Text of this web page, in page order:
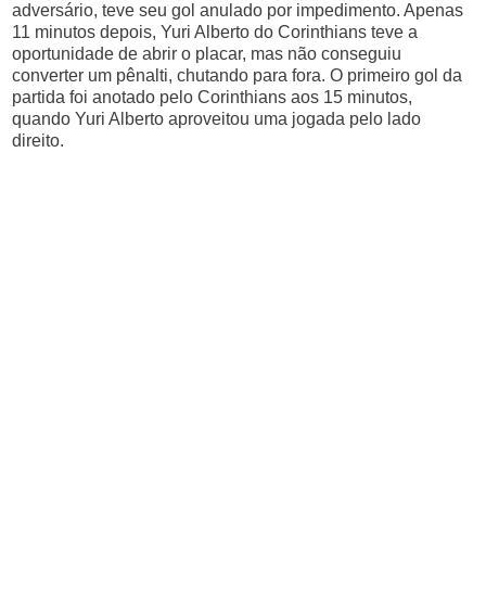
adversário, teve seu gol anulado por impedimento. Apenas
11 minutos depois, Yuri Alberto do Corinthians teve a
oportunidade de abrir o placar, mas não conseguiu
converter um pênalti, chutando para fora. O primeiro gol da
partida foi anotado pelo Corinthians aos 15 minutos,
quando Yuri Alberto aproveitou uma jogada pelo lado
direito.